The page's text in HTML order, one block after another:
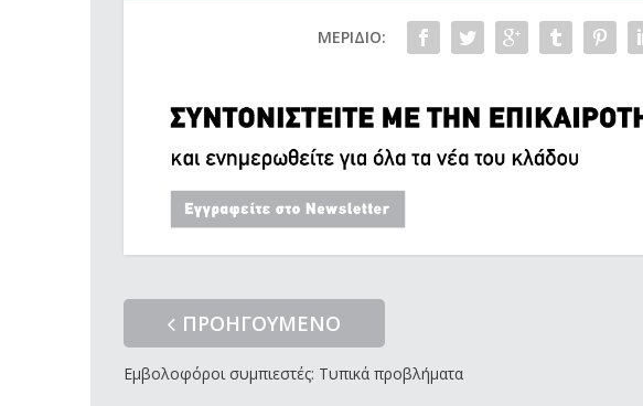
ΜΕΡΊΔΙΟ:
ΠΡΟΗΓΟΥΜΕΝΟ
Εμβολοφόροι συμπιεστές: Τυπικά προβλήματα